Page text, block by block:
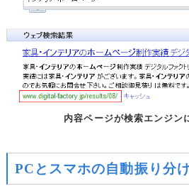
内容ページが検索エンジン
PCとスマホの自動振り分け